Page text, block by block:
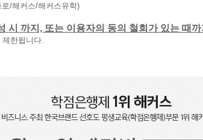
/해커스/해커스유학)
까지, 또는 이용자의 동의 철회가 있는 때
한됩니다.